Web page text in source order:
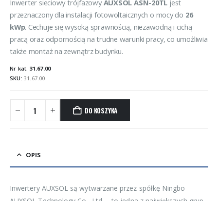
Inwerter sieciowy trójfazowyAUXSOL ASN-20TL jest
przeznaczony dla instalacji fotowoltaicznych o mocy do 26
kWp. Cechuje się wysoką sprawnością, niezawodną i cichą
pracą oraz odpornością na trudne warunki pracy, co umożliwia
także montaż na zewnątrz budynku.
Nr kat. 31.67.00
SKU: 31.67.00
DO KOSZYKA
OPIS
Inwertery AUXSOL są wytwarzane przez spółkę Ningbo